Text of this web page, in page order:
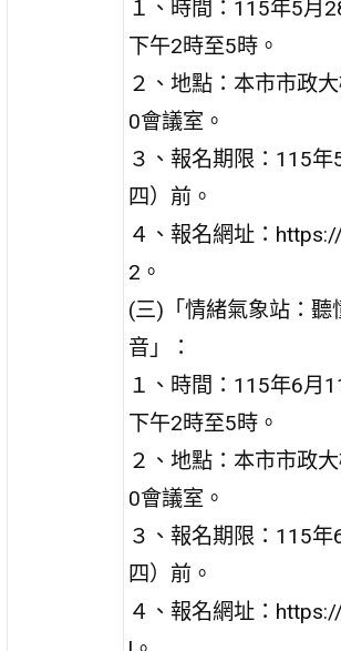
１、時間：115年5月
下午2時至5時。
２、地點：本市市政
0會議室。
３、報名期限：115
四）前。
４、報名網址：
2。
(三)「情緒氣象站：聽
音」：
１、時間：115年6月
下午2時至5時。
２、地點：本市市政
0會議室。
３、報名期限：115年
四）前。
４、報名網址：